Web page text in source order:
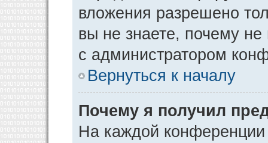
вложения разрешено
вы не знаете, почему
с администратором
Вернуться к началу
Почему я получил
На каждой конференции